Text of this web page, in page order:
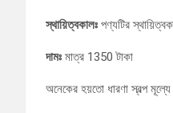
স্থায়িত্বকালঃ পণ্যটির
দামঃ মাত্র 1350 টাকা
অনেকের হয়তো ধারণা স্বল্প